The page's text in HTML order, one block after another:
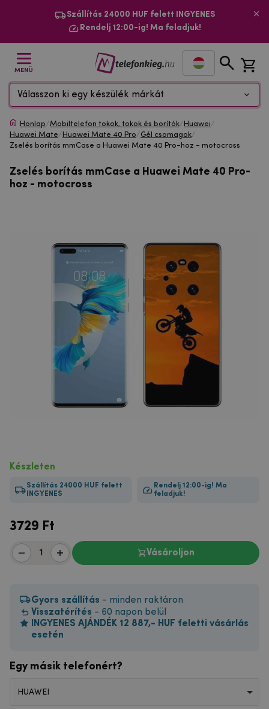
Szállítás 24000 HUF felett INGYENES
Rendelj 12:00-ig! Ma feladjuk!
MENÜ
Válasszon ki egy készülék márkát
Honlap/Mobiltelefon tokok, tokok és borítók/ Huawei/
Huawei Mate/ Huawei Mate 40 Pro/Gél csomagok/
Zselés borítás mmCase a Huawei Mate 40 Pro-hoz - motocross
Zselés borítás mmCase a Huawei Mate 40 Pro-
hoz - motocross
Készleten
Szállítás 24000 HUF felett
INGYENES
Rendelj 12:00-ig! Ma
feladjuk!
3729 Ft
Vásároljon
Gyors szállítás - minden raktáron
Visszatérítés - 60 napon belül
INGYENES AJÁNDÉK 12 887,- HUF feletti vásárlás
esetén
Egy másik telefonért?
HUAWEI